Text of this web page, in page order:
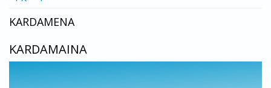
KARDAMENA
KARDAMAINA